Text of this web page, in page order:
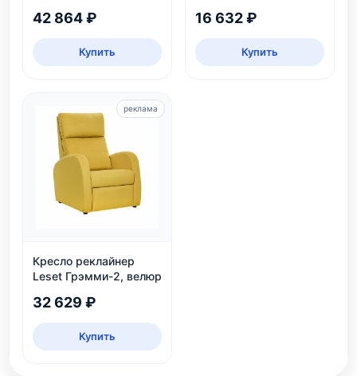
42 864 ₽
Купить
16 632 ₽
Купить
Кресло реклайнер
Leset Грэмми-2, велюр
32 629 ₽
Купить
реклама